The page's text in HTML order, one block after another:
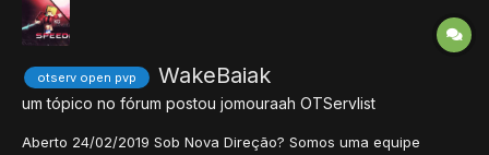
otserv open pvp WakeBaiak
um tópico no fórum postou jomouraah OTServlist
Aberto 24/02/2019 Sob Nova Direção? Somos uma equipe